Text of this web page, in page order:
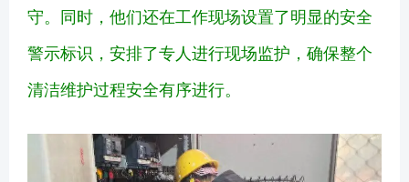
守。同时，他们还在工作现场设置了明显的安全
警示标识，安排了专人进行现场监护，确保整个
清洁维护过程安全有序进行。